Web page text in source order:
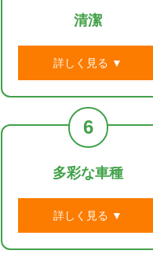
清潔
詳しく見る ▼
6
多彩な車種
詳しく見る ▼